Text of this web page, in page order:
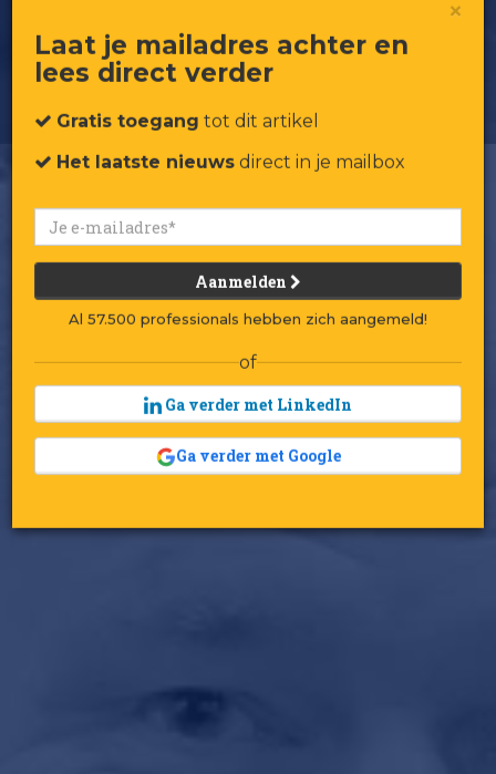
Peter Paul Kleinbussink (Intratuin):
‘Geen geouwehoer, huppakee,
starten’
Laat je mailadres achter en
lees direct verder
Gratis toegangtot dit artikel
Aanmelden
Al 57.500 professionals hebben zich aangemeld!
of
Ga verder met LinkedIn